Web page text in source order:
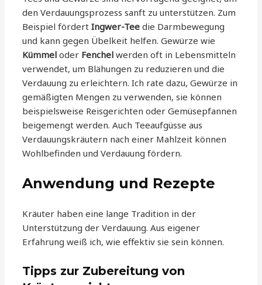
den Verdauungsprozess sanft zu unterstützen. Zum
Beispiel fördertIngwer-Tee die Darmbewegung
und kann gegen Übelkeit helfen. Gewürze wie
Kümmel oder Fenchel werden oft in Lebensmitteln
verwendet, um Blähungen zu reduzieren und die
Verdauung zu erleichtern. Ich rate dazu, Gewürze in
gemäßigten Mengen zu verwenden, sie können
beispielsweise Reisgerichten oder Gemüsepfannen
beigemengt werden. Auch Teeaufgüsse aus
Verdauungskräutern nach einer Mahlzeit können
Wohlbefinden und Verdauung fördern.
Anwendung und Rezepte
Kräuter haben eine lange Tradition in der
Unterstützung der Verdauung. Aus eigener
Erfahrung weiß ich, wie effektiv sie sein können.
Tipps zur Zubereitung von